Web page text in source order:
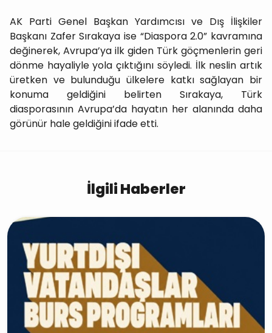
AK Parti Genel Başkan Yardımcısı ve Dış İlişkiler
Başkanı Zafer Sırakaya ise “Diaspora 2.0” kavramına
değinerek, Avrupa’ya ilk giden Türk göçmenlerin geri
dönme hayaliyle yola çıktığını söyledi. İlk neslin artık
üretken ve bulunduğu ülkelere katkı sağlayan bir
konuma geldiğini belirten Sırakaya, Türk
diasporasının Avrupa’da hayatın her alanında daha
görünür hale geldiğini ifade etti.
İlgili Haberler